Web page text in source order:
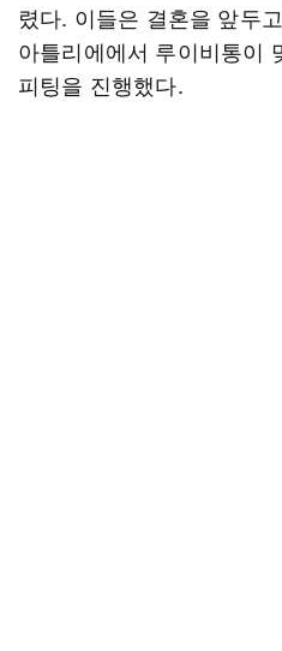
렸다. 이들은 결혼을 앞두
아틀리에에서 루이비통이
피팅을 진행했다.